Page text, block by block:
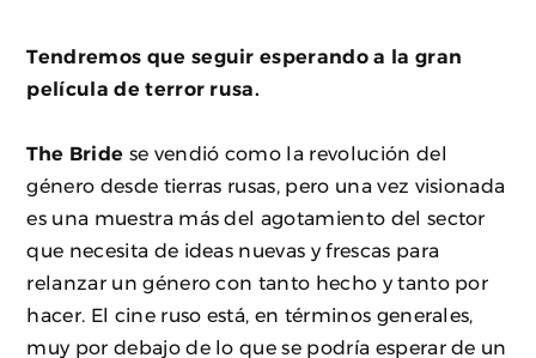
Tendremos que seguir esperando a la gran
película de terror rusa.
The Bride se vendió como la revolución del
género desde tierras rusas, pero una vez visionada
es una muestra más del agotamiento del sector
que necesita de ideas nuevas y frescas para
relanzar un género con tanto hecho y tanto por
hacer. El cine ruso está, en términos generales,
muy por debajo de lo que se podría esperar de un